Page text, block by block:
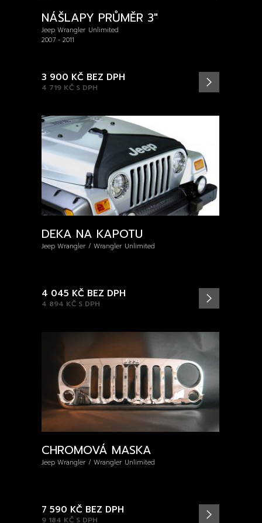
NÁŠLAPY PRŮMĚR 3″
Jeep Wrangler Unlimited
2007 - 2011
4 719 KČ S DPH
3 900 KČ BEZ DPH
DEKA NA KAPOTU
Jeep Wrangler / Wrangler Unlimited
4 894 KČ S DPH
4 045 KČ BEZ DPH
CHROMOVÁ MASKA
Jeep Wrangler / Wrangler Unlimited
9 184 KČ S DPH
7 590 KČ BEZ DPH